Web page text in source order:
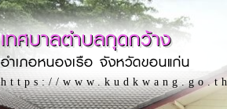
เทศบาลตำบลกุดกว้าง
อำเภอหนองเรือ จังหวัดขอนแก่น
https://